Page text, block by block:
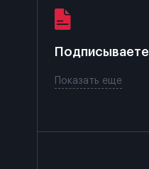
Подписываете
Показать еще